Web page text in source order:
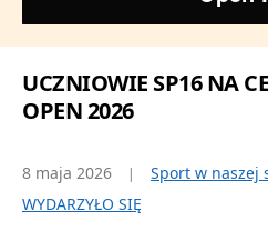
UCZNIOWIE SP16 NA
OPEN 2026
8 maja 2026 Sport w naszej
WYDARZYŁO SIĘ